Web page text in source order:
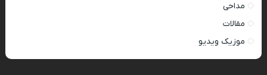
مداحی
مقالات
موزیک ویدیو